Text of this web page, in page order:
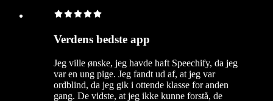
Verdens bedste app
Jeg ville ønske, jeg havde haft Speechify, da jeg
var en ung pige. Jeg fandt ud af, at jeg var
ordblind, da jeg gik i ottende klasse for anden
gang. De vidste, at jeg ikke kunne forstå, de